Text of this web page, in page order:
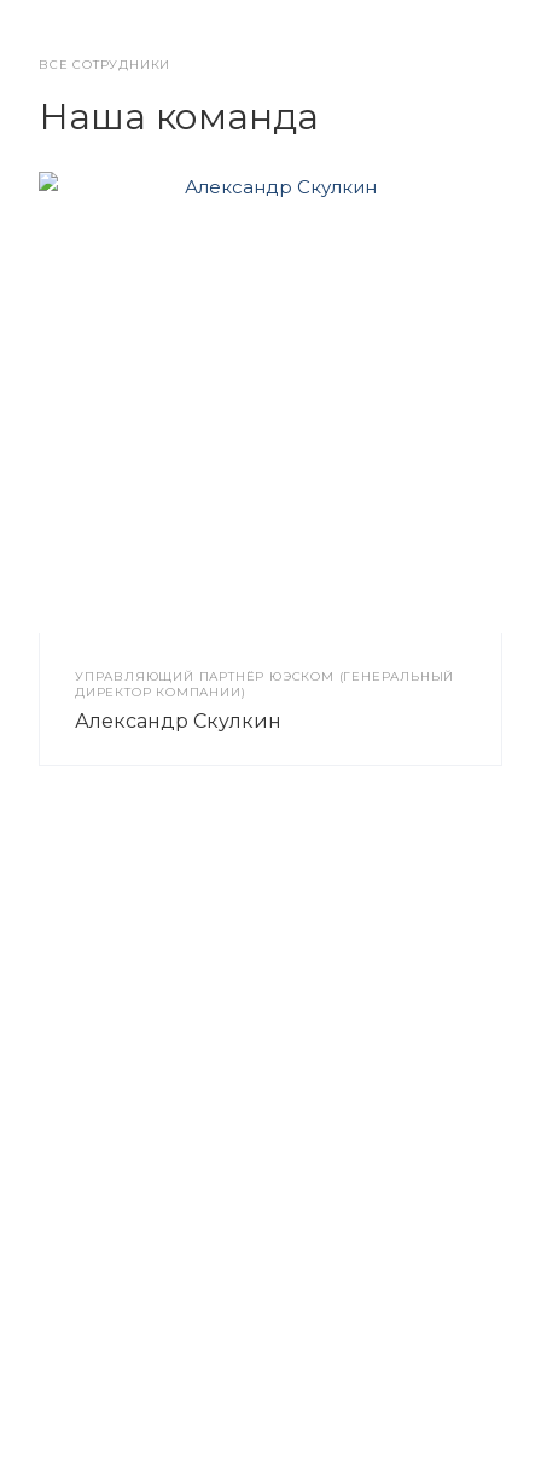
ВСЕ СОТРУДНИКИ
Наша команда
УПРАВЛЯЮЩИЙ ПАРТНЁР ЮЭСКОМ (ГЕНЕРАЛЬНЫЙ
ДИРЕКТОР КОМПАНИИ)
Александр Скулкин